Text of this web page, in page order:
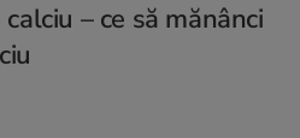
– ce să mănânci